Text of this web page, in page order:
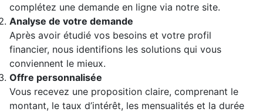
complétez une demande en ligne via notre site.
Analyse de votre demande
Après avoir étudié vos besoins et votre profil
financier, nous identifions les solutions qui vous
conviennent le mieux.
Offre personnalisée
Vous recevez une proposition claire, comprenant le
montant, le taux d’intérêt, les mensualités et la durée